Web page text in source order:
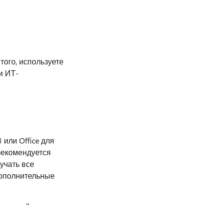
используете
ИТ-
или Office для
все